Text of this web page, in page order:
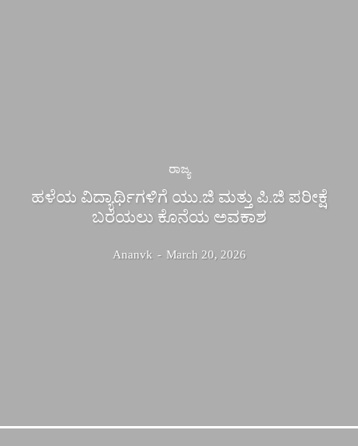
ರಾಜ್ಯ
ಹಳೆಯ ವಿದ್ಯಾರ್ಥಿಗಳಿಗೆ ಯು.ಜಿ ಮತ್ತು ಪಿ.ಜಿ ಪರೀಕ್ಷೆ
ಬರೆಯಲು ಕೊನೆಯ ಅವಕಾಶ
Ananvk - March 20, 2026